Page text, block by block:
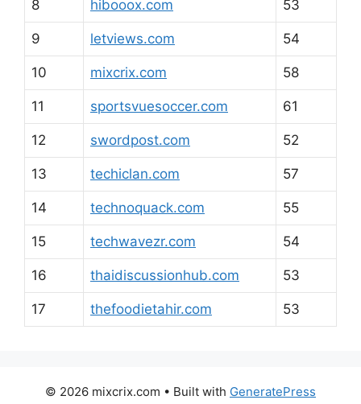
8 hibooox.com 53
9 letviews.com 54
10 mixcrix.com 58
11 sportsvuesoccer.com 61
12 swordpost.com 52
13 techiclan.com 57
14 technoquack.com 55
15 techwavezr.com 54
16 thaidiscussionhub.com 53
17 thefoodietahir.com 53
© 2026 mixcrix.com • Built with GeneratePress